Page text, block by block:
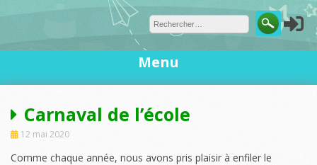
Menu
Carnaval de l’école
12 mai 2020
Comme chaque année, nous avons pris plaisir à enfiler le